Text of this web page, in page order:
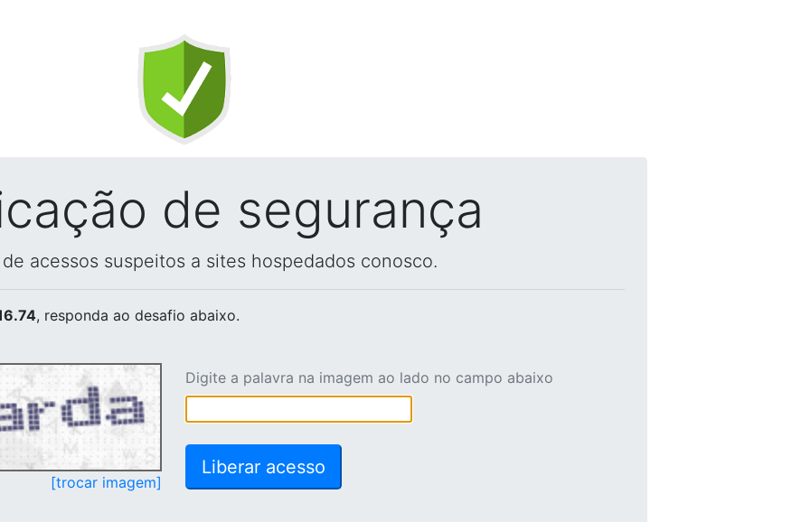
de segurança
acessos suspeitos a sites hospedados conosco.
, responda ao desafio abaixo.
[trocar imagem]
Digite a palavra na imagem ao lado no campo abaixo